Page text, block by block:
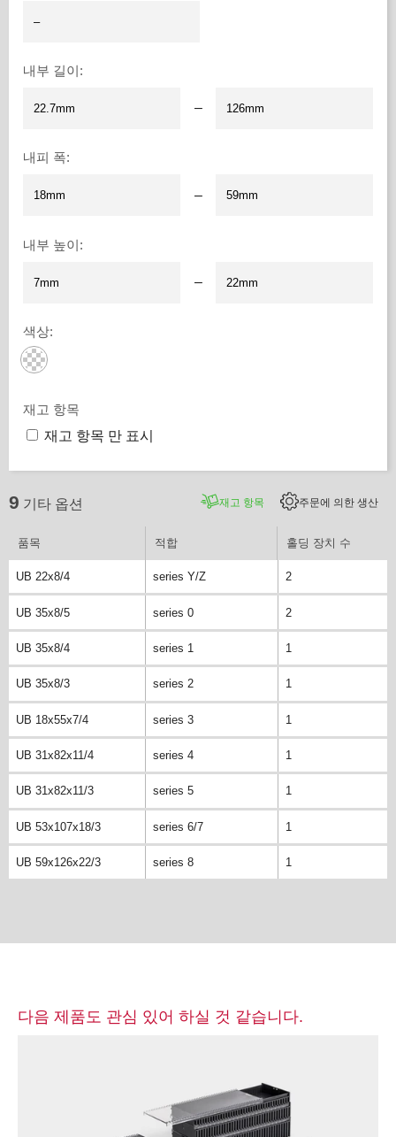
내부 길이:
–
내피 폭:
–
내부 높이:
–
색상:
재고 항목
재고 항목 만 표시
9 기타 옵션 재고 항목 주문에 의한 생산
품목 적합 홀딩 장치 수
UB 22x8/4 series Y/Z 2
UB 35x8/5 series 0 2
UB 35x8/4 series 1 1
UB 35x8/3 series 2 1
UB 18x55x7/4 series 3 1
UB 31x82x11/4 series 4 1
UB 31x82x11/3 series 5 1
UB 53x107x18/3 series 6/7 1
UB 59x126x22/3 series 8 1
다음 제품도 관심 있어 하실 것 같습니다.